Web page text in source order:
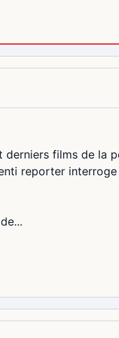
derniers films de la
reporter interroge